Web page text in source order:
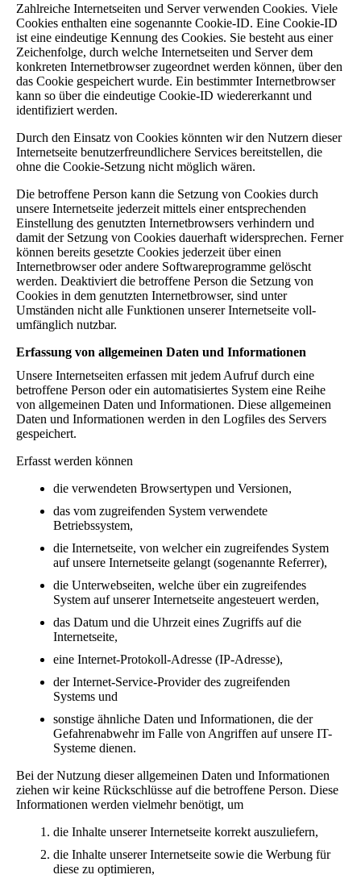
Zahlreiche Internetseiten und Server verwenden Cookies. Viele
Cookies enthalten eine sogenannte Cookie-ID. Eine Cookie-ID
ist eine eindeutige Kennung des Cookies. Sie besteht aus einer
Zeichenfolge, durch welche Internetseiten und Server dem
konkreten Internetbrowser zugeordnet werden können, über den
das Cookie gespeichert wurde. Ein bestimmter Internetbrowser
kann so über die eindeutige Cookie-ID wiedererkannt und
identifiziert werden.
Durch den Einsatz von Cookies könnten wir den Nutzern dieser
Internetseite benutzerfreundlichere Services bereitstellen, die
ohne die Cookie-Setzung nicht möglich wären.
Die betroffene Person kann die Setzung von Cookies durch
unsere Internetseite jederzeit mittels einer entsprechenden
Einstellung des genutzten Internetbrowsers verhindern und
damit der Setzung von Cookies dauerhaft widersprechen. Ferner
können bereits gesetzte Cookies jederzeit über einen
Internetbrowser oder andere Softwareprogramme gelöscht
werden. Deaktiviert die betroffene Person die Setzung von
Cookies in dem genutzten Internetbrowser, sind unter
Umständen nicht alle Funktionen unserer Internetseite voll-
umfänglich nutzbar.
Erfassung von allgemeinen Daten und Informationen
Unsere Internetseiten erfassen mit jedem Aufruf durch eine
betroffene Person oder ein automatisiertes System eine Reihe
von allgemeinen Daten und Informationen. Diese allgemeinen
Daten und Informationen werden in den Logfiles des Servers
gespeichert.
Erfasst werden können
die verwendeten Browsertypen und Versionen,
das vom zugreifenden System verwendete
Betriebssystem,
die Internetseite, von welcher ein zugreifendes System
auf unsere Internetseite gelangt (sogenannte Referrer),
die Unterwebseiten, welche über ein zugreifendes
System auf unserer Internetseite angesteuert werden,
das Datum und die Uhrzeit eines Zugriffs auf die
Internetseite,
eine Internet-Protokoll-Adresse (IP-Adresse),
der Internet-Service-Provider des zugreifenden
Systems und
sonstige ähnliche Daten und Informationen, die der
Gefahrenabwehr im Falle von Angriffen auf unsere IT-
Systeme dienen.
Bei der Nutzung dieser allgemeinen Daten und Informationen
ziehen wir keine Rückschlüsse auf die betroffene Person. Diese
Informationen werden vielmehr benötigt, um
die Inhalte unserer Internetseite korrekt auszuliefern,
die Inhalte unserer Internetseite sowie die Werbung für
diese zu optimieren,